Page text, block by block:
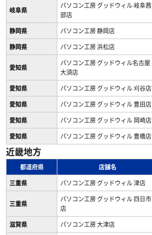
岐阜県
パソコン工房 グッドウィル 岐阜茜
部店
静岡県 パソコン工房 静岡店
静岡県
パソコン工房 浜松店
愛知県
パソコン工房 グッドウィル名古屋
大須店
愛知県 パソコン工房 グッドウィル 刈谷店
愛知県
パソコン工房 グッドウィル 豊田店
愛知県
パソコン工房 グッドウィル 岡崎店
愛知県
パソコン工房 グッドウィル 豊橋店
近畿地方
都道府県 店舗名
三重県
パソコン工房 グッドウィル 津店
三重県
パソコン工房 グッドウィル 四日市
店
滋賀県 パソコン工房 大津店